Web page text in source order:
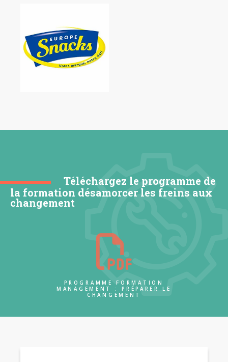
Téléchargez le programme de
la formation désamorcer les freins aux
changement
PROGRAMME FORMATION
MANAGEMENT : PRÉPARER LE
CHANGEMENT